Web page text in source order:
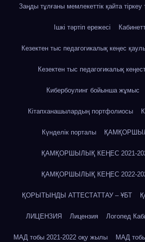
Заңды тұлғаны мемлекеттік қайта
Ішкі тәртіп ережесі
Кезектен тыс педагогикалық кеңес
Кезектен тыс педагогикалық
Кибербоулинг бойынша жұмыс
Кітапханашылардың портфолиосы
Күнделік порталы
ҚАМҚОРШЫЛЫҚ КЕҢЕС 2021-
ҚАМҚОРШЫЛЫҚ КЕҢЕС 2022-
ҚОРЫТЫНДЫ АТТЕСТАТТАУ – ҰБТ
ЛИЦЕНЗИЯ Лицензия Логопед
МАД тобы 2021-2022 оқу жылы МАД